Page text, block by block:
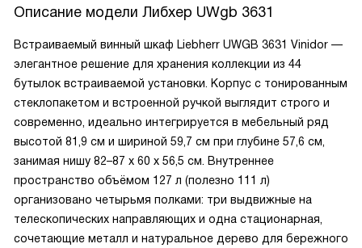
Описание модели Либхер UWgb 3631
Встраиваемый винный шкаф Liebherr UWGB 3631 Vinidor —
элегантное решение для хранения коллекции из 44
бутылок встраиваемой установки. Корпус с тонированным
стеклопакетом и встроенной ручкой выглядит строго и
современно, идеально интегрируется в мебельный ряд
высотой 81,9 см и шириной 59,7 см при глубине 57,6 см,
занимая нишу 82–87 х 60 х 56,5 см. Внутреннее
пространство объёмом 127 л (полезно 111 л)
организовано четырьмя полками: три выдвижные на
телескопических направляющих и одна стационарная,
сочетающие металл и натуральное дерево для бережного